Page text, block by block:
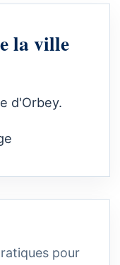
la ville
d'Orbey.
pour